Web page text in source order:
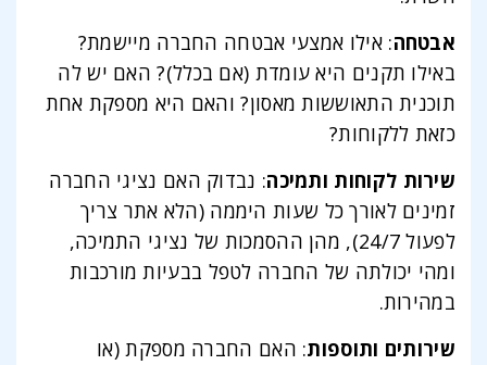
אבטחה: אילו אמצעי אבטחה החברה מיישמת?
באילו תקנים היא עומדת (אם בכלל)? האם יש לה
תוכנית התאוששות מאסון? והאם היא מספקת אחת
כזאת ללקוחות?
שירות לקוחות ותמיכה: נבדוק האם נציגי החברה
זמינים לאורך כל שעות היממה (הלא אתר צריך
לפעול 24/7), מהן ההסמכות של נציגי התמיכה,
ומהי יכולתה של החברה לטפל בבעיות מורכבות
במהירות.
שירותים ותוספות: האם החברה מספקת (או